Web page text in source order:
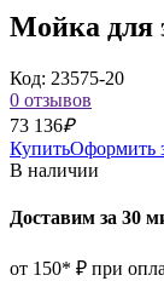
Мойка для
Код: 23575-20
0 отзывов
73 136₽
КупитьОформить
В наличии
Доставим за 30
от 150* ₽ при